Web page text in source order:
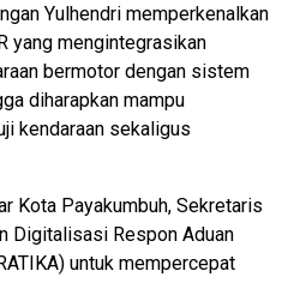
Yulhendri memperkenalkan
yang mengintegrasikan
bermotor dengan sistem
diharapkan mampu
kendaraan sekaligus
Kota Payakumbuh, Sekretaris
Digitalisasi Respon Aduan
untuk mempercepat